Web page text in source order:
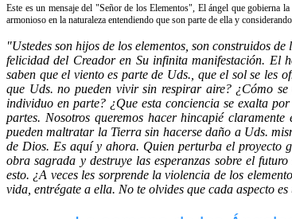
Este es un mensaje del "Señor de los Elementos", El ángel que gobierna
armonioso en la naturaleza entendiendo que son parte de ella y
"Ustedes son hijos de los elementos, son construidos
felicidad del Creador en Su infinita manifestación. El
saben que el viento es parte de Uds., que el sol se les
que Uds. no pueden vivir sin respirar aire? ¿Cómo
individuo en parte? ¿Que esta conciencia se exalta
partes. Nosotros queremos hacer hincapié
pueden maltratar la Tierra sin hacerse daño a Uds.
de Dios. Es aquí y ahora. Quien perturba el proyecto
obra sagrada y destruye las esperanzas sobre el
esto. ¿A veces les sorprende la violencia de los
vida, entrégate a ella. No te olvides que cada aspecto